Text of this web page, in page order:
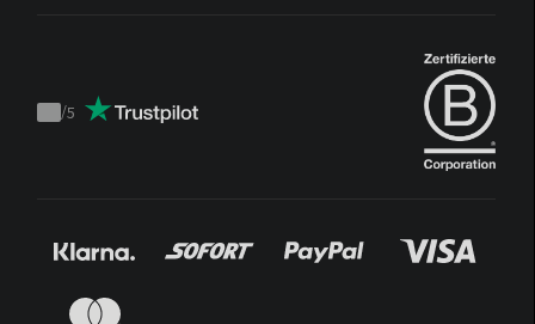
Trustpilot
/5